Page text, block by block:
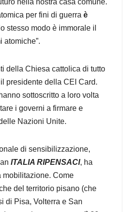
nella nostra casa comune.
per fini di guerra è
stesso modo è immorale il
atomiche”.
della Chiesa cattolica di tutto
presidente della CEI Card.
sottoscritto a loro volta
i governi a firmare e
Nazioni Unite.
di sensibilizzazione,
ITALIA RIPENSACI, ha
mobilitazione. Come
del territorio pisano (che
di Pisa, Volterra e San